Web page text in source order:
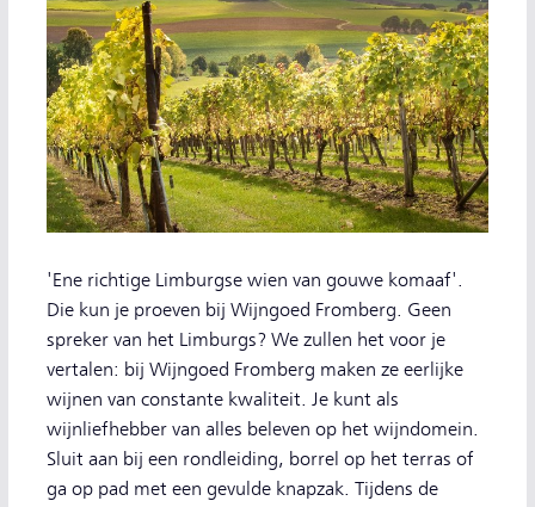
'Ene richtige Limburgse wien van gouwe komaaf'.
Die kun je proeven bij Wijngoed Fromberg. Geen
spreker van het Limburgs? We zullen het voor je
vertalen: bij Wijngoed Fromberg maken ze eerlijke
wijnen van constante kwaliteit. Je kunt als
wijnliefhebber van alles beleven op het wijndomein.
Sluit aan bij een rondleiding, borrel op het terras of
ga op pad met een gevulde knapzak. Tijdens de